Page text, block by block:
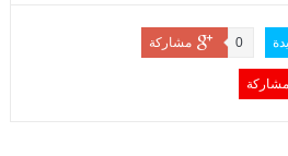
مشاركة 0
مشاركة